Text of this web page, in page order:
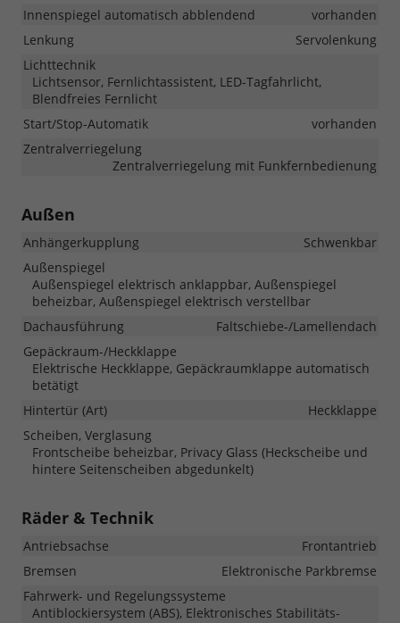
Innenspiegel automatisch abblendend
vorhanden
Lenkung
Servolenkung
Lichttechnik
Lichtsensor, Fernlichtassistent, LED-Tagfahrlicht,
Blendfreies Fernlicht
Start/Stop-Automatik
vorhanden
Zentralverriegelung
Zentralverriegelung mit Funkfernbedienung
Außen
Anhängerkupplung
Schwenkbar
Außenspiegel
Außenspiegel elektrisch anklappbar, Außenspiegel
beheizbar, Außenspiegel elektrisch verstellbar
Dachausführung
Faltschiebe-/Lamellendach
Gepäckraum-/Heckklappe
Elektrische Heckklappe, Gepäckraumklappe automatisch
betätigt
Hintertür (Art)
Heckklappe
Scheiben, Verglasung
Frontscheibe beheizbar, Privacy Glass (Heckscheibe und
hintere Seitenscheiben abgedunkelt)
Räder & Technik
Antriebsachse
Frontantrieb
Bremsen
Elektronische Parkbremse
Fahrwerk- und Regelungssysteme
Antiblockiersystem (ABS), Elektronisches Stabilitäts-